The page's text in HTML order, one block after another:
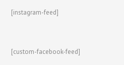
[instagram-feed]
[custom-facebook-feed]